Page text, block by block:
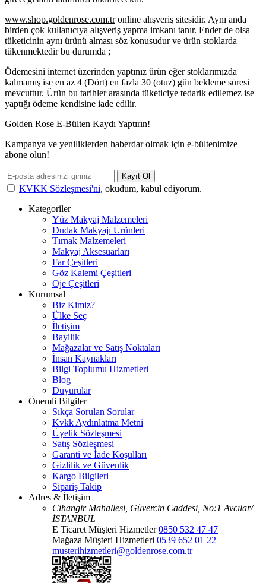
www.shop.goldenrose.com.tronline alışveriş sitesidir. Aynı anda
birden çok kullanıcıya alışveriş yapma imkanı tanır. Ender de olsa
tüketicinin aynı ürünü alması söz konusudur ve ürün stoklarda
tükenmektedir bu durumda ;
Ödemesini internet üzerinden yaptınız ürün eğer stoklarımızda
kalmamış ise en az 4 (Dört) en fazla 30 (otuz) gün bekleme süresi
mevcuttur. Ürün bu tarihler arasında tüketiciye tedarik edilemez ise
yaptığı ödeme kendisine iade edilir.
Golden Rose E-Bülten Kaydı Yaptırın!
Kampanya ve yeniliklerden haberdar olmak için e-bültenimize
abone olun!
Kayıt Ol
KVKK Sözleşmesi'ni, okudum, kabul ediyorum.
Kategoriler
Yüz Makyaj Malzemeleri
Dudak Makyajı Ürünleri
Tırnak Malzemeleri
Makyaj Aksesuarları
Far Çeşitleri
Göz Kalemi Çeşitleri
Oje Çeşitleri
Kurumsal
Biz Kimiz?
Ülke Seç
İletişim
Bayilik
Mağazalar ve Satış Noktaları
İnsan Kaynakları
Bilgi Toplumu Hizmetleri
Blog
Duyurular
Önemli Bilgiler
Sıkça Sorulan Sorular
Kvkk Aydınlatma Metni
Üyelik Sözleşmesi
Satış Sözleşmesi
Garanti ve İade Koşulları
Gizlilik ve Güvenlik
Kargo Bilgileri
Sipariş Takip
Adres & İletişim
Cihangir Mahallesi, Güvercin Caddesi, No:1 Avcılar/
İSTANBUL
E Ticaret Müşteri Hizmetler 0850 532 47 47
Mağaza Müşteri Hizmetleri 0539 652 01 22
musterihizmetleri@goldenrose.com.tr